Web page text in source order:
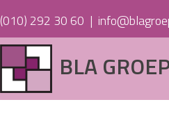
(010) 292 30 60 |
BLA